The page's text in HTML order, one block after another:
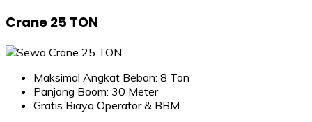
Crane 25 TON
Maksimal Angkat Beban: 8 Ton
Panjang Boom: 30 Meter
Gratis Biaya Operator & BBM